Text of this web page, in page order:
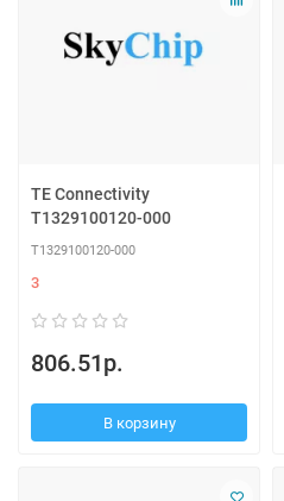
TE Connectivity
T1329100120-000
T1329100120-000
3
806.51р.
В корзину